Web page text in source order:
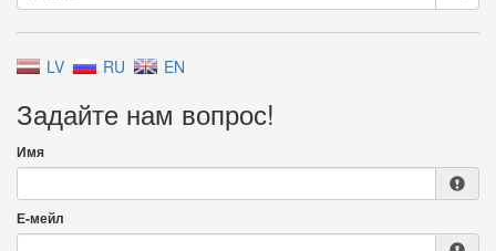
LV RU EN
Задайте нам вопрос!
Имя
Е-мейл